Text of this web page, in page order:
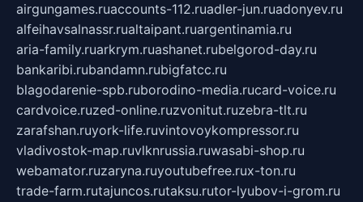
airgungames.ruaccounts-112.ruadler-jun.ruadonyev.ru
alfeihavsalnassr.rualtaipant.ruargentinamia.ru
aria-family.ruarkrym.ruashanet.rubelgorod-day.ru
bankaribi.rubandamn.rubigfatcc.ru
blagodarenie-spb.ruborodino-media.rucard-voice.ru
cardvoice.ruzed-online.ruzvonitut.ruzebra-tlt.ru
zarafshan.ruyork-life.ruvintovoykompressor.ru
vladivostok-map.ruvlknrussia.ruwasabi-shop.ru
webamator.ruzaryna.ruyoutubefree.rux-ton.ru
trade-farm.rutajuncos.rutaksu.rutor-lyubov-i-grom.ru